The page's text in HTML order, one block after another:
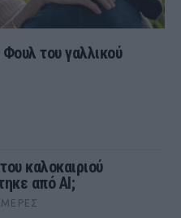
του γαλλικού
καλοκαιριού
από AI;
ΜΈΡΕΣ